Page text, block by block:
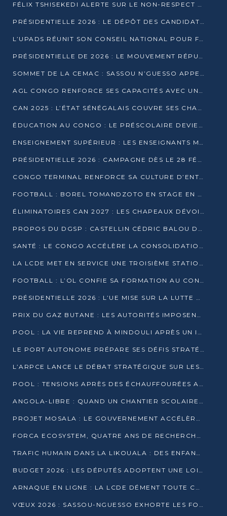
FÉLIX TSHISEKEDI ALERTE SUR LE NON-RESPECT DES ENGAGEMENTS DE PAIX APRÈS SA RENCONTRE AVEC D. SASSOU-NGUESSO
PRÉSIDENTIELLE 2026 : LE DÉPÔT DES CANDIDATURES OUVERT DU 29 JANVIER AU 12 FÉVRIER
L’UPADS RÉUNIT SON CONSEIL NATIONAL POUR FIXER SA LIGNE POLITIQUE À DEUX MOIS DE LA PRÉSIDENTIELLE
PRÉSIDENTIELLE DE 2026 : LE MOUVEMENT RÉPUBLICAIN DÉNONCE UNE CONVOCATION ÉLECTORALE « OPAQUE ET PRÉCIPITÉE »
SOMMET DE LA CEMAC : SASSOU N’GUESSO APPELLE À LA VIGILANCE FACE AUX RISQUES ÉCONOMIQUES
AGL CONGO RENFORCE SES CAPACITÉS AVEC UNE GRUE DE 250 TONNES
CAN 2025 : L’ÉTAT SÉNÉGALAIS COUVRE SES CHAMPIONS D’AFRIQUE DE RÉCOMPENSES EXCEPTIONNELLES
ÉDUCATION AU CONGO : LE PRÉSCOLAIRE DEVIENT OBLIGATOIRE, LE BTS CONSACRÉ DIPLÔME D’ÉTAT
ENSEIGNEMENT SUPÉRIEUR : LES ENSEIGNANTS MAINTIENNENT LA GRÈVE ET EXIGENT UN ACCORD ÉCRIT AVEC L’ÉTAT
PRÉSIDENTIELLE 2026 : CAMPAGNE DÈS LE 28 FÉVRIER, SCRUTIN LES 12 ET 15 MARS
CONGO TERMINAL RENFORCE SA CULTURE D’ENTREPRISE AVEC LE PROGRAMME « WIN TOGETHER »
FOOTBALL : BOREL TOMANDZOTO EN STAGE EN ESPAGNE AVEC POLISSYA FC
ÉLIMINATOIRES CAN 2027 : LES CHAPEAUX DÉVOILÉS, LE CONGO FIXÉ SUR SON SORT
PROPOS DU DGSP : CASTELLIN CÉDRIC BALOU DÉNONCE DES PROPOS INTIMIDANTS
SANTÉ : LE CONGO ACCÉLÈRE LA CONSOLIDATION DE L’OFFRE DE SOINS
LA LCDE MET EN SERVICE UNE TROISIÈME STATION D’EAU POTABLE À MFILOU
FOOTBALL : L’OL CONFIE SA FORMATION AU CONGOLAIS CHRISTIAN BASSILA
PRÉSIDENTIELLE 2026 : L’UE MISE SUR LA LUTTE CONTRE LA DÉSINFORMATION
PRIX DU GAZ BUTANE : LES AUTORITÉS IMPOSENT LE RESPECT DES PRIX RÉGLEMENTÉS
POOL : LA VIE REPREND À MINDOULI APRÈS UN INCIDENT ARMÉ SUR LA RN1
LE PORT AUTONOME PRÉPARE SES DÉFIS STRATÉGIQUES DE 2026
L’ARPCE LANCE LE DÉBAT STRATÉGIQUE SUR LES DONNÉES, L’IA ET LA FINANCE NUMÉRIQUE AU CONGO
POOL : TENSIONS APRÈS DES ÉCHAUFFOURÉES ARMÉES ENTRE DGSP ET EX-MILICIENS NINJA
ANGOLA-LIBRE : QUAND UN CHANTIER SCOLAIRE DEVIENT LE MIROIR D’UN CONGO EN MOUVEMENT
PROJET MOSALA : LE GOUVERNEMENT ACCÉLÈRE L’INSERTION DES JEUNES EN 2026
FORCA ECOSYSTEM, QUATRE ANS DE RECHERCHE DE TERRAIN AVANT UN LANCEMENT OFFICIEL EN 2026
TRAFIC HUMAIN DANS LA LIKOUALA : DES ENFANTS AUTOCHTONES RÉDUITS AU TRAVAIL FORCÉ
BUDGET 2026 : LES DÉPUTÉS ADOPTENT UNE LOI DES FINANCES DE PLUS DE 2500 MILLIARDS FCFA
ARNAQUE EN LIGNE : LA LCDE DÉMENT TOUTE CAMPAGNE DE RECRUTEMENT
VŒUX 2026 : SASSOU-NGUESSO EXHORTE LES FORCES VIVES À RENFORCER L’UNITÉ